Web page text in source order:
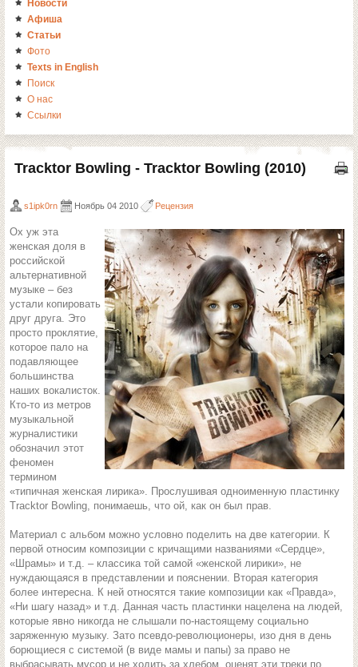
Новости
Афиша
Статьи
Фото
Texts in English
Поиск
О нас
Ссылки
Tracktor Bowling - Tracktor Bowling (2010)
s1ipk0rn Ноябрь 04 2010 Рецензия
Ох уж эта
женская доля в
российской
альтернативной
музыке – без
устали копировать
друг друга. Это
просто проклятие,
которое пало на
подавляющее
большинства
наших вокалисток.
Кто-то из метров
музыкальной
журналистики
обозначил этот
феномен
термином
«типичная женская лирика». Прослушивая одноименную пластинку
Tracktor Bowling, понимаешь, что ой, как он был прав.
Материал с альбом можно условно поделить на две категории. К
первой относим композиции с кричащими названиями «Сердце»,
«Шрамы» и т.д. – классика той самой «женской лирики», не
нуждающаяся в представлении и пояснении. Вторая категория
более интересна. К ней относятся такие композиции как «Правда»,
«Ни шагу назад» и т.д. Данная часть пластинки нацелена на людей,
которые явно никогда не слышали по-настоящему социально
заряженную музыку. Зато псевдо-революционеры, изо дня в день
борющиеся с системой (в виде мамы и папы) за право не
выбрасывать мусор и не ходить за хлебом, оценят эти треки по